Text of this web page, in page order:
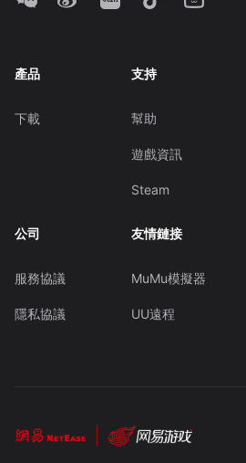
產品
下載
支持
幫助
遊戲資訊
Steam
公司
服務協議
隱私協議
友情鏈接
MuMu模擬器
UU遠程